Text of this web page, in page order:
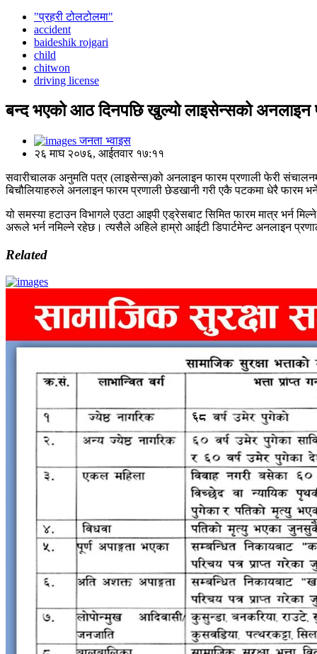
"प्रहरी टोलटोलमा"
accident
baideshik rojgari
child
chitwon
driving license
बन्द भएको आठ दिनपछि खुल्यो लाइसेन्सको अनलाइन
जनता भ्वाइस
२६ माघ २०७६, आईतवार १७:११
सवारीचालक अनुमति पत्र (लाइसेन्स)को अनलाइन फारम प्रणाली फेरी
बिचौलियाहरुले अनलाइन फारम प्रणाली छेडखानी गरी एकै पटकमा धेरै फारम
यो समस्या हटाउन विभागले एउटा आइपी एड्रेसबाट सिमित फारम मात्र भर्न
अरूले भर्न नमिल्ने रहेछ। त्यसैले अहिले हाम्रो आईटी डिपार्टमेन्ट अनलाइन
Related